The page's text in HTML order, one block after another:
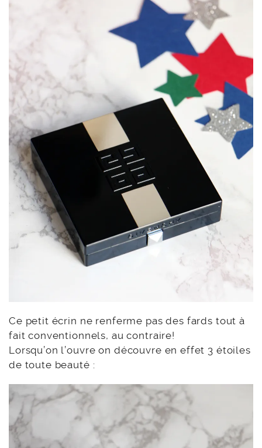
Ce petit écrin ne renferme pas des fards tout à
fait conventionnels, au contraire!
Lorsqu’on l’ouvre on découvre en effet 3 étoiles
de toute beauté :